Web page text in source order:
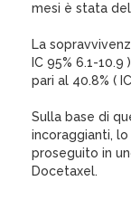
mesi è stata del
La
IC 95% 6.1-
pari al 40.8% (
Sulla base di
incoraggianti,
proseguito in
Docetaxel.